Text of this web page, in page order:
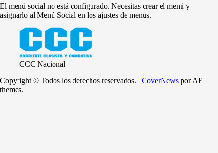
El menú social no está configurado. Necesitas crear el menú y
asignarlo al Menú Social en los ajustes de menús.
CCC Nacional
Copyright © Todos los derechos reservados. | CoverNews por AF
themes.